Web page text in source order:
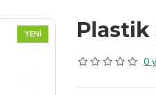
YENI Plastik
0